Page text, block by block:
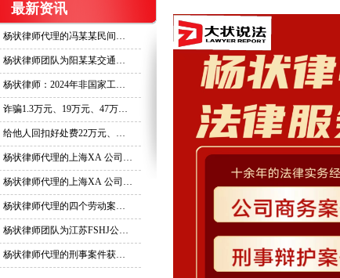
最新资讯
杨状律师代理的冯某某民间…
杨状律师团队为阳某某交通…
杨状律师：2024年非国家工…
诈骗1.3万元、19万元、47万…
给他人回扣好处费22万元、…
杨状律师代理的上海XA 公司…
杨状律师代理的上海XA 公司…
杨状律师代理的四个劳动案…
杨状律师团队为江苏FSHJ公…
杨状律师代理的刑事案件获…